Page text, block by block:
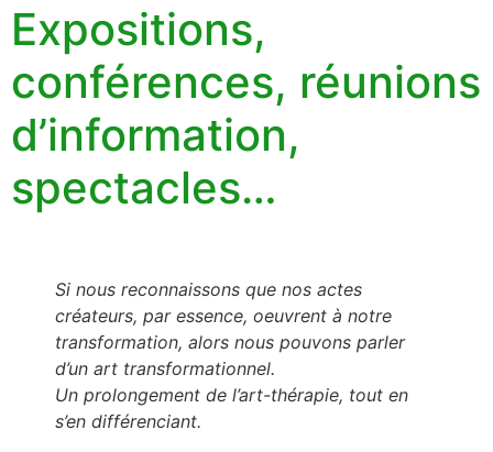
Expositions,
conférences, réunions
d’information,
spectacles…
Si nous reconnaissons que nos actes
créateurs, par essence, oeuvrent à notre
transformation, alors nous pouvons parler
d’un art transformationnel.
Un prolongement de l’art-thérapie, tout en
s’en différenciant.